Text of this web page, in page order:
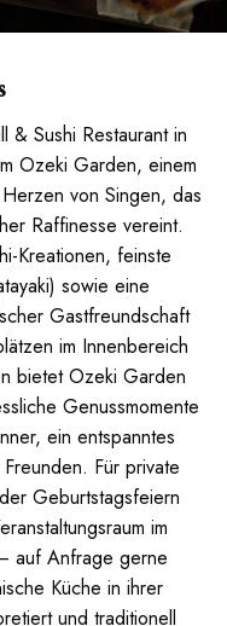
& Sushi Restaurant in
Ozeki Garden, einem
von Singen, das
Raffinesse vereint.
Kreationen, feinste
sowie eine
Gastfreundschaft
im Innenbereich
bietet Ozeki Garden
Genussmomente
ein entspanntes
Für private
Geburtstagsfeiern
im
auf Anfrage gerne
Küche in ihrer
und traditionell